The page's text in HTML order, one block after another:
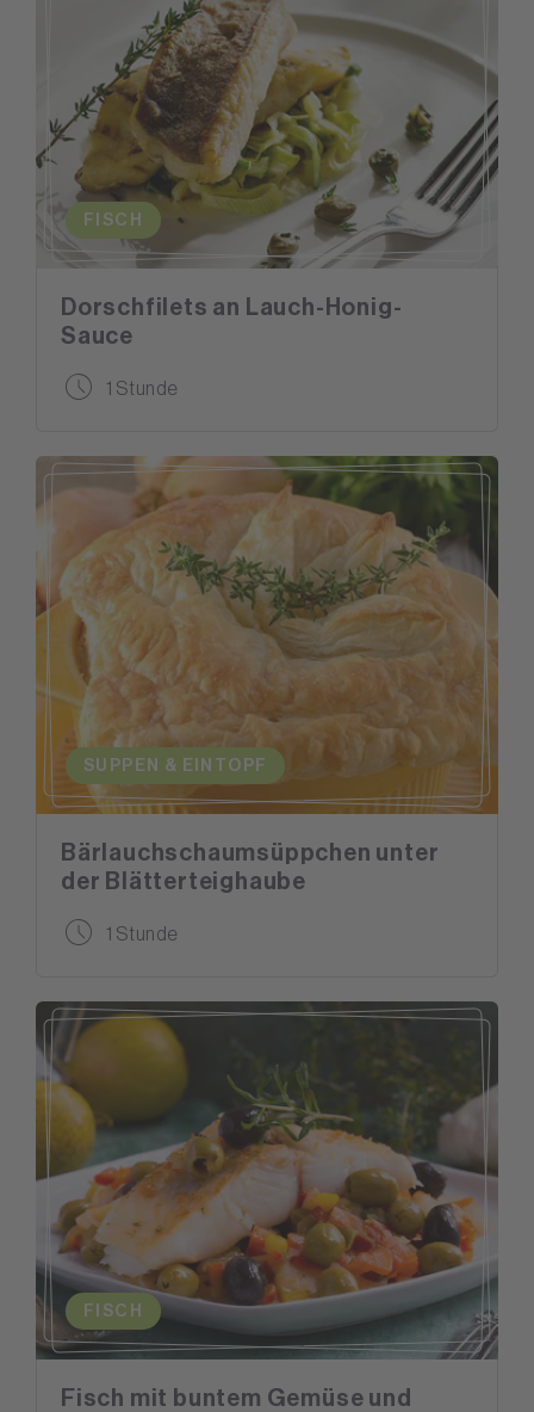
FISCH
Dorschfilets an Lauch-Honig-
Sauce
1 Stunde
SUPPEN & EINTOPF
Bärlauchschaumsüppchen unter
der Blätterteighaube
1 Stunde
FISCH
Fisch mit buntem Gemüse und